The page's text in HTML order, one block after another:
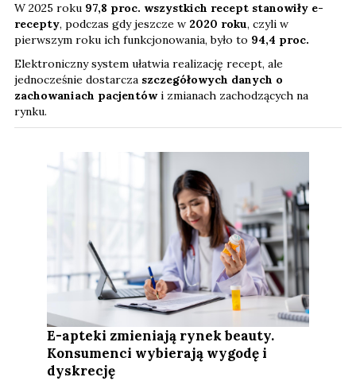
W 2025 roku 97,8 proc. wszystkich recept stanowiły e-
recepty, podczas gdy jeszcze w 2020 roku, czyli w
pierwszym roku ich funkcjonowania, było to 94,4 proc.
Elektroniczny system ułatwia realizację recept, ale
jednocześnie dostarcza szczegółowych danych o
zachowaniach pacjentówi zmianach zachodzących na
rynku.
E-apteki zmieniają rynek beauty.
Konsumenci wybierają wygodę i
dyskrecję